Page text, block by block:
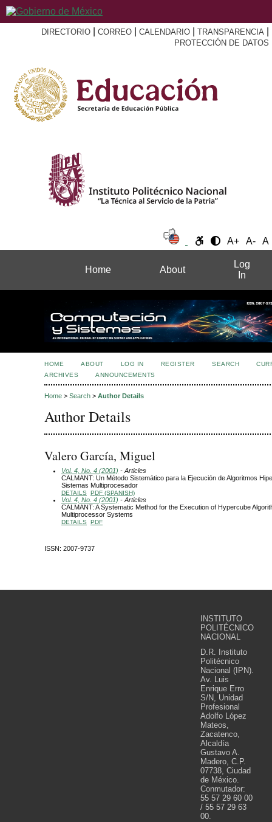
DIRECTORIO CORREO CALENDARIO TRANSPARENCIA
PROTECCIÓN DE DATOS
A+ A- A
Home About
Log
In
HOME ABOUT LOG IN REGISTER SEARCH
ARCHIVES
ANNOUNCEMENTS
Home > Search > Author Details
Author Details
Valero García, Miguel
Vol. 4, No. 4 (2001) - Articles
CALMANT: Un Método Sistemático para la Ejecución de Algoritmos
Sistemas Multiprocesador
DETAILS PDF (SPANISH)
Vol. 4, No. 4 (2001) - Articles
CALMANT: A Systematic Method for the Execution of Hypercube
Multiprocessor Systems
DETAILS PDF
ISSN: 2007-9737
INSTITUTO
POLITÉCNICO
NACIONAL
D.R. Instituto
Politécnico
Nacional (IPN).
Av. Luis
Enrique Erro
S/N, Unidad
Profesional
Adolfo López
Mateos,
Zacatenco,
Alcaldía
Gustavo A.
Madero, C.P.
07738, Ciudad
de México.
Conmutador:
55 57 29 60 00
/ 55 57 29 63
00.